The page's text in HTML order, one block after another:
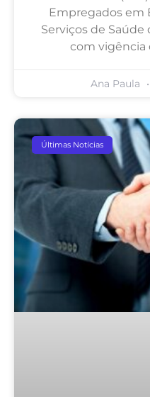
Empregados em
Serviços de Saúde
com vigência
Ana Paula
Últimas Notícias